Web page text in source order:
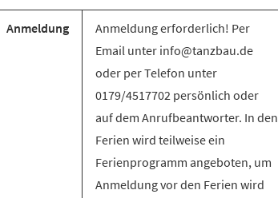
Anmeldung
Anmeldung erforderlich! Per
Email unter info@tanzbau.de
oder per Telefon unter
0179/4517702 persönlich oder
auf dem Anrufbeantworter. In den
Ferien wird teilweise ein
Ferienprogramm angeboten, um
Anmeldung vor den Ferien wird